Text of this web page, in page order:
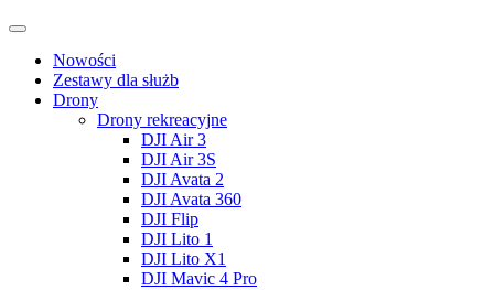
Nowości
Zestawy dla służb
Drony
Drony rekreacyjne
DJI Air 3
DJI Air 3S
DJI Avata 2
DJI Avata 360
DJI Flip
DJI Lito 1
DJI Lito X1
DJI Mavic 4 Pro